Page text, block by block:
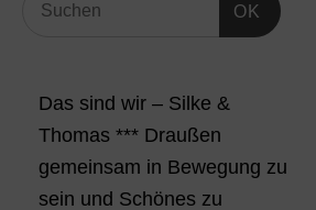
OK
Das sind wir – Silke &
Thomas *** Draußen
gemeinsam in Bewegung zu
sein und Schönes zu